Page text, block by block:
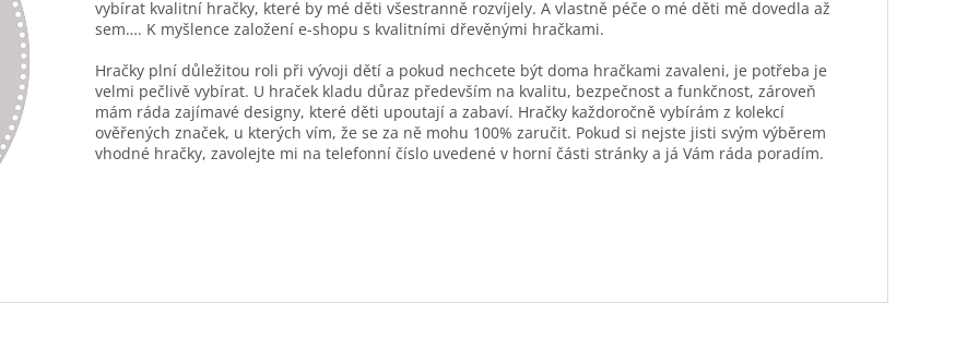
vybírat kvalitní hračky, které by mé děti všestranně rozvíjely. A vlastně péče o mé děti mě dovedla až
sem…. K myšlence založení e-shopu s kvalitními dřevěnými hračkami.
Hračky plní důležitou roli při vývoji dětí a pokud nechcete být doma hračkami zavaleni, je potřeba je
velmi pečlivě vybírat. U hraček kladu důraz především na kvalitu, bezpečnost a funkčnost, zároveň
mám ráda zajímavé designy, které děti upoutají a zabaví. Hračky každoročně vybírám z kolekcí
ověřených značek, u kterých vím, že se za ně mohu 100% zaručit. Pokud si nejste jisti svým výběrem
vhodné hračky, zavolejte mi na telefonní číslo uvedené v horní části stránky a já Vám ráda poradím.